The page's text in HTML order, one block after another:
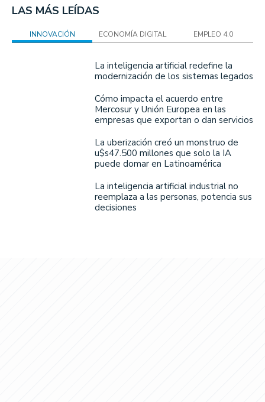
LAS MÁS LEÍDAS
INNOVACIÓN ECONOMÍA DIGITAL EMPLEO 4.0
La inteligencia artificial redefine la
modernización de los sistemas legados
Cómo impacta el acuerdo entre
Mercosur y Unión Europea en las
empresas que exportan o dan servicios
La uberización creó un monstruo de
u$s47.500 millones que solo la IA
puede domar en Latinoamérica
La inteligencia artificial industrial no
reemplaza a las personas, potencia sus
decisiones